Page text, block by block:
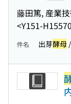
藤田篤, 産業
<Y151-
件名 出芽酵母